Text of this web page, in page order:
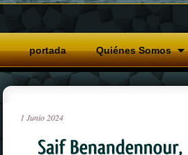
portada Quiénes Somos
1 Junio 2024